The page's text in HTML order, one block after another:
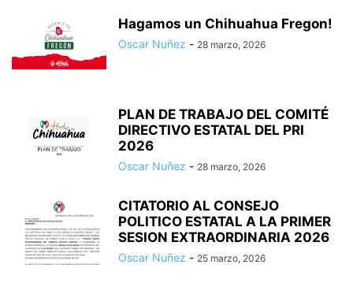
Hagamos un Chihuahua Fregon!
Oscar Nuñez - 28 marzo, 2026
PLAN DE TRABAJO DEL COMITÉ
DIRECTIVO ESTATAL DEL PRI
2026
Oscar Nuñez - 28 marzo, 2026
CITATORIO AL CONSEJO
POLITICO ESTATAL A LA PRIMER
SESION EXTRAORDINARIA 2026
Oscar Nuñez - 25 marzo, 2026